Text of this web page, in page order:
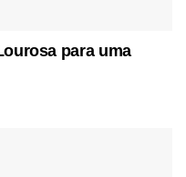
para uma